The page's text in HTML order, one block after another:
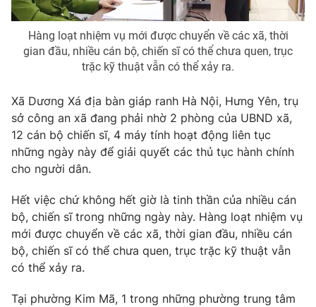
VTV Sức khoẻ Bất động sản
Thị trường 24h Tấm lòng Việt
VTV4 Vươn mình bằng AI
VTV9 VTV8
Liên hệ tòa soạn English
THỜI BÁO VTV
Hàng loạt nhiệm vụ mới được chuyển về các xã, thời
gian đầu, nhiều cán bộ, chiến sĩ có thể chưa quen, trục
trặc kỹ thuật vẫn có thể xảy ra.
Xã Dương Xá địa bàn giáp ranh Hà Nội, Hưng Yên, trụ
sở công an xã đang phải nhờ 2 phòng của UBND xã,
12 cán bộ chiến sĩ, 4 máy tính hoạt động liên tục
những ngày này để giải quyết các thủ tục hành chính
cho người dân.
Hết việc chứ không hết giờ là tinh thần của nhiều cán
bộ, chiến sĩ trong những ngày này. Hàng loạt nhiệm vụ
mới được chuyển về các xã, thời gian đầu, nhiều cán
bộ, chiến sĩ có thể chưa quen, trục trặc kỹ thuật vẫn
có thể xảy ra.
Tại phường Kim Mã, 1 trong những phường trung tâm